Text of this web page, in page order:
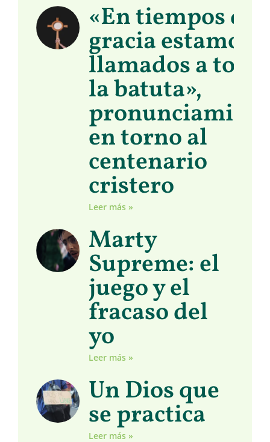
«En tiempos de
gracia estamos
llamados a
la batuta»,
en torno al
centenario
cristero
Leer más »
Marty
Supreme: el
juego y el
fracaso del
yo
Leer más »
Un Dios que
se practica
Leer más »